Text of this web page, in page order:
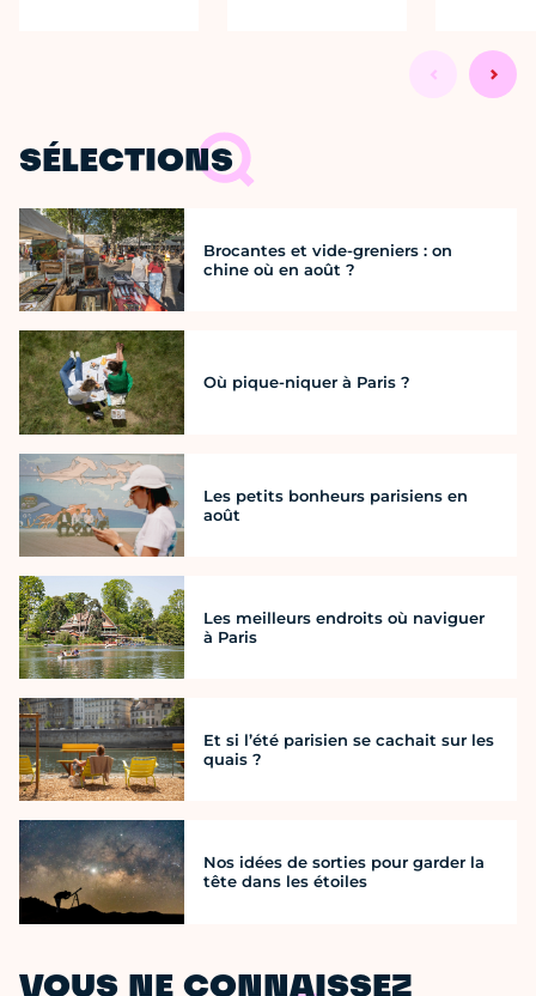
SÉLECTIONS
Brocantes et vide-greniers : on
chine où en août ?
Où pique-niquer à Paris ?
Les petits bonheurs parisiens en
août
Les meilleurs endroits où naviguer
à Paris
Et si l’été parisien se cachait sur les
quais ?
Nos idées de sorties pour garder la
tête dans les étoiles
VOUS NE CONNAISSEZ